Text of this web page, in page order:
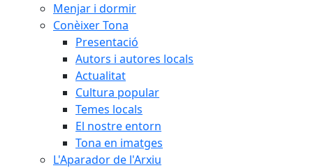
Menjar i dormir
Conèixer Tona
Presentació
Autors i autores locals
Actualitat
Cultura popular
Temes locals
El nostre entorn
Tona en imatges
L'Aparador de l'Arxiu